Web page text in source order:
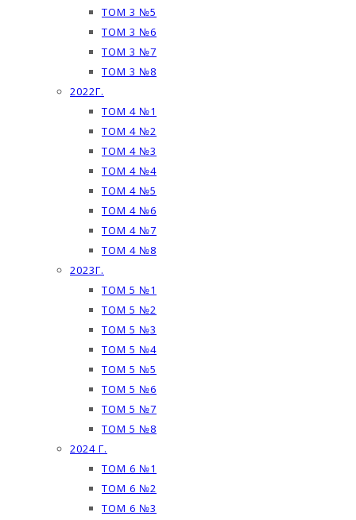
ТОМ 3 №5
ТОМ 3 №6
ТОМ 3 №7
ТОМ 3 №8
2022Г.
ТОМ 4 №1
ТОМ 4 №2
ТОМ 4 №3
ТОМ 4 №4
ТОМ 4 №5
ТОМ 4 №6
ТОМ 4 №7
ТОМ 4 №8
2023Г.
ТОМ 5 №1
ТОМ 5 №2
ТОМ 5 №3
ТОМ 5 №4
ТОМ 5 №5
ТОМ 5 №6
ТОМ 5 №7
ТОМ 5 №8
2024 Г.
ТОМ 6 №1
ТОМ 6 №2
ТОМ 6 №3